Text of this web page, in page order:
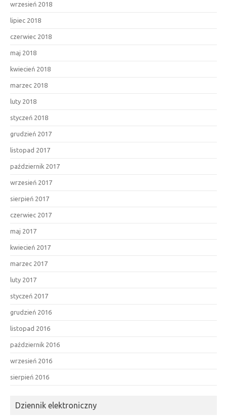
wrzesień 2018
lipiec 2018
czerwiec 2018
maj 2018
kwiecień 2018
marzec 2018
luty 2018
styczeń 2018
grudzień 2017
listopad 2017
październik 2017
wrzesień 2017
sierpień 2017
czerwiec 2017
maj 2017
kwiecień 2017
marzec 2017
luty 2017
styczeń 2017
grudzień 2016
listopad 2016
październik 2016
wrzesień 2016
sierpień 2016
Dziennik elektroniczny